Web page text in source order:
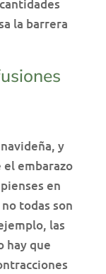
la barrera
y
embarazo
en
todas son
las
hay que